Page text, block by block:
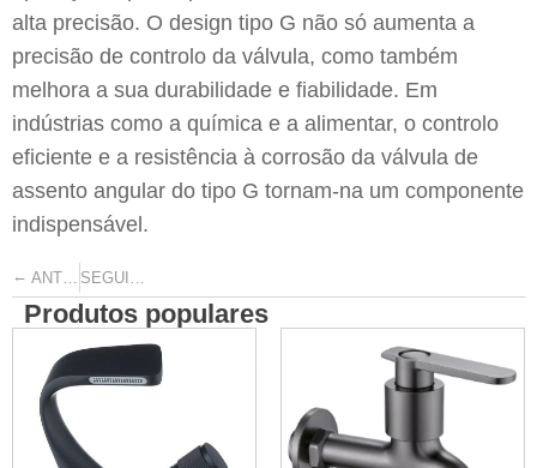
alta precisão. O design tipo G não só aumenta a
precisão de controlo da válvula, como também
melhora a sua durabilidade e fiabilidade. Em
indústrias como a química e a alimentar, o controlo
eficiente e a resistência à corrosão da válvula de
assento angular do tipo G tornam-na um componente
indispensável.
← ANTERIOR SEGUINTE
Produtos populares